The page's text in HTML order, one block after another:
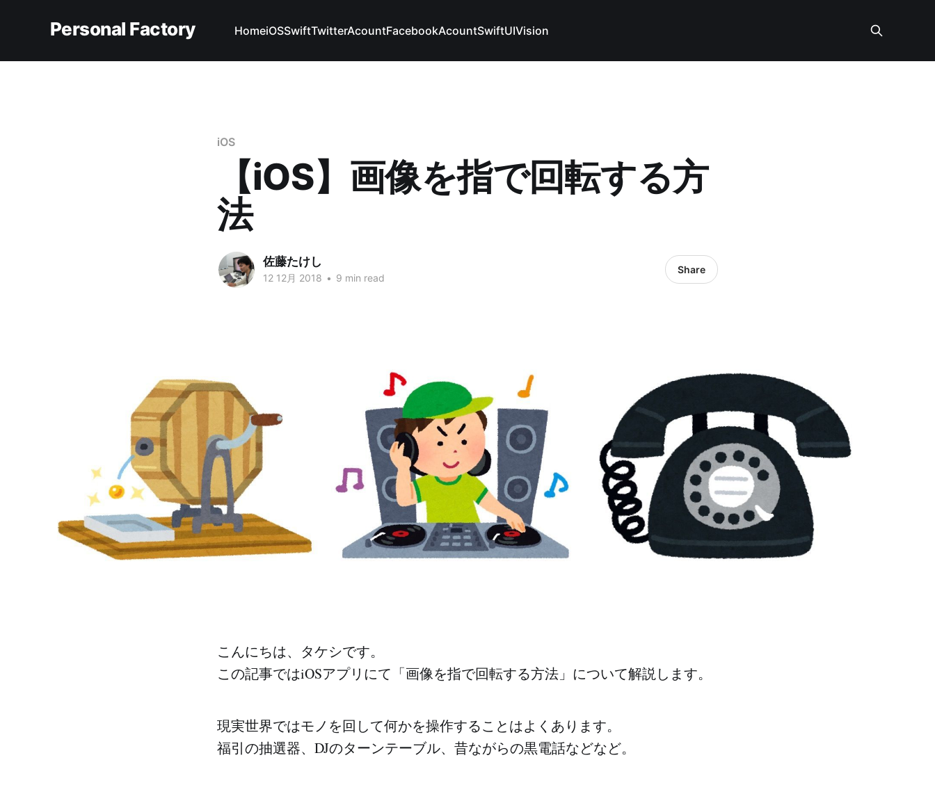
Personal Factory HomeiOSSwiftTwitterAcountFacebookAcountSwiftUIVision
iOS
【iOS】画像を指で回転する方
法
佐藤たけし
12 12月 2018 • 9 min read
Share
こんにちは、タケシです。
この記事ではiOSアプリにて「画像を指で回転する方法」について解説します。
現実世界ではモノを回して何かを操作することはよくあります。
福引の抽選器、DJのターンテーブル、昔ながらの黒電話などなど。